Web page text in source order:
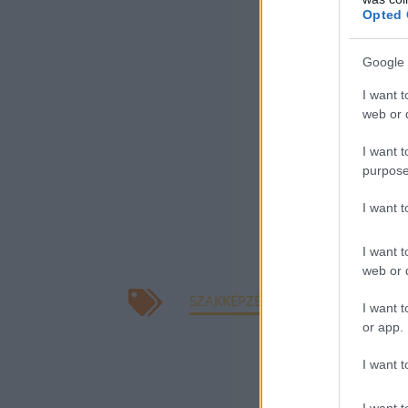
Opted
Google
I want
web or
I want
I want
I want
web or
I want
or app.
I want
hogy a
a
A 2021-es
ötödével
osztatlan
SZAKKÉPZÉS SCHANDA TAMÁS